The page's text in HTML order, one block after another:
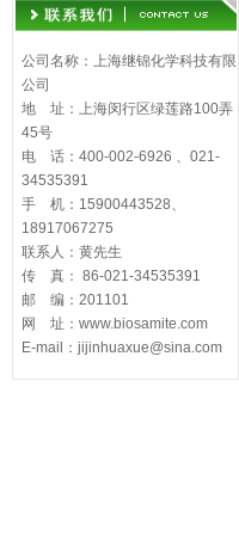
公司名称：上海继锦化学科技有限
公司
地 址：上海闵行区绿莲路100弄
45号
电 话：400-002-6926 、021-
34535391
手 机：15900443528、
18917067275
联系人：黄先生
传 真： 86-021-34535391
邮 编：201101
网 址：www.biosamite.com
E-mail：jijinhuaxue@sina.com